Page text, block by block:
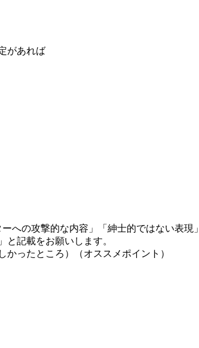
があれば
への攻撃的な内容」「紳士的ではない表現」
記載をお願いします。
ったところ）（オススメポイント）